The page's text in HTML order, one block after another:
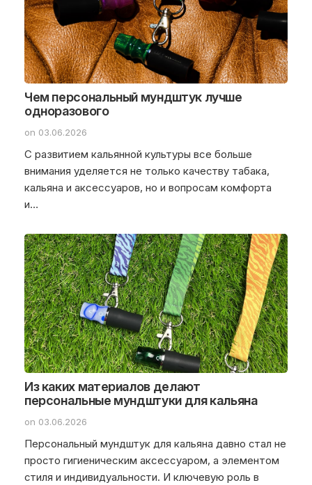
Чем персональный мундштук лучше
одноразового
on 03.06.2026
С развитием кальянной культуры все больше
внимания уделяется не только качеству табака,
кальяна и аксессуаров, но и вопросам комфорта
и…
Из каких материалов делают
персональные мундштуки для кальяна
on 03.06.2026
Персональный мундштук для кальяна давно стал не
просто гигиеническим аксессуаром, а элементом
стиля и индивидуальности. И ключевую роль в